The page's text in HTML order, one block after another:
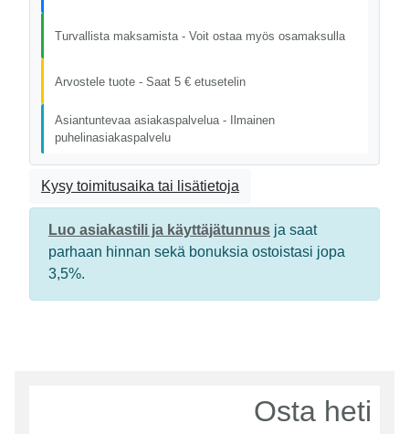
Turvallista maksamista - Voit ostaa myös osamaksulla
Arvostele tuote - Saat 5 € etusetelin
Asiantuntevaa asiakaspalvelua - Ilmainen
puhelinasiakaspalvelu
Kysy toimitusaika tai lisätietoja
Luo asiakastili ja käyttäjätunnus ja saat
parhaan hinnan sekä bonuksia ostoistasi jopa
3,5%.
Osta heti